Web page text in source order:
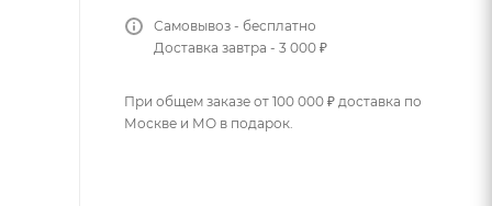
Самовывоз - бесплатно
Доставка завтра - 3 000 ₽
При общем заказе от 100 000 ₽ доставка по
Москве и МО в подарок.